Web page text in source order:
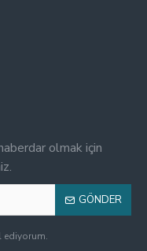
olmak için
GÖNDER
ediyorum.